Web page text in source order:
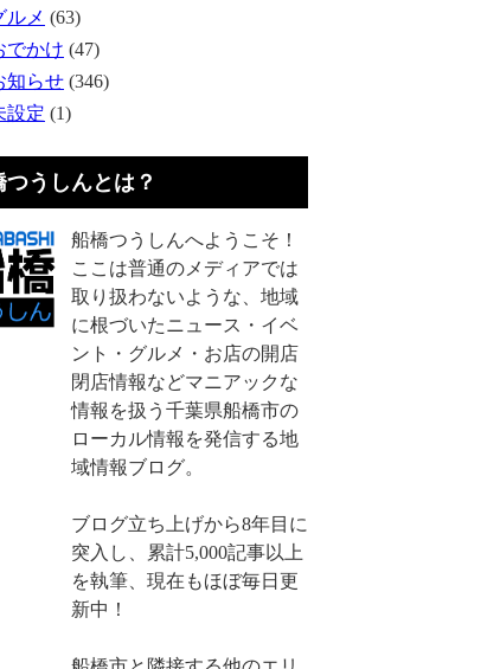
ルメ (63)
でかけ (47)
知らせ (346)
設定 (1)
つうしんとは？
船橋つうしんへようこそ！
ここは普通のメディアでは
取り扱わないような、地域
に根づいたニュース・イベ
ント・グルメ・お店の開店
閉店情報などマニアックな
情報を扱う千葉県船橋市の
ローカル情報を発信する地
域情報ブログ。
ブログ立ち上げから8年目に
突入し、累計5,000記事以上
を執筆、現在もほぼ毎日更
新中！